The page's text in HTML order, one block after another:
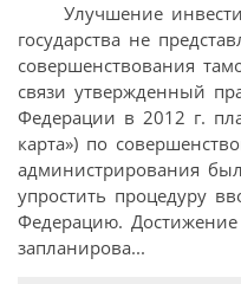
Улучшение
государства не
совершенствования
связи утвержденный
Федерации в 2012 г.
карта») по
администрирования
упростить процедуру
Федерацию.
запланирова...